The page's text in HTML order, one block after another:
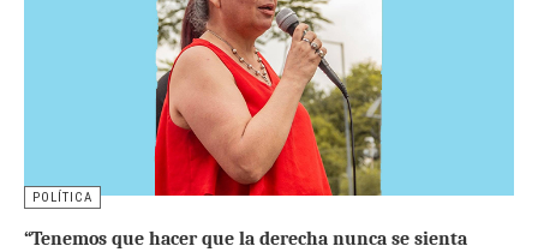
POLÍTICA
“Tenemos que hacer que la derecha nunca se sienta